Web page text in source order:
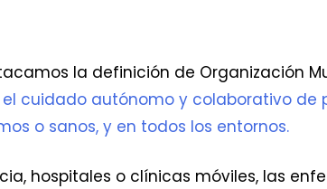
la definición de Organización
cuidado autónomo y colaborativo de
o sanos, y en todos los entornos.
hospitales o clínicas móviles, las